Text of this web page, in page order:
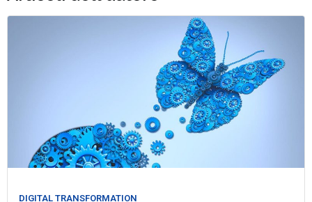
DIGITAL TRANSFORMATION